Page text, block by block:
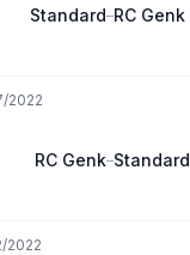
Standard–RC Genk
2022
RC Genk–Standard
2022